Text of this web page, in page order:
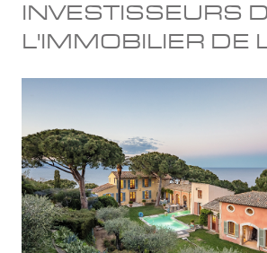
INVESTISSEURS
L'IMMOBILIER DE